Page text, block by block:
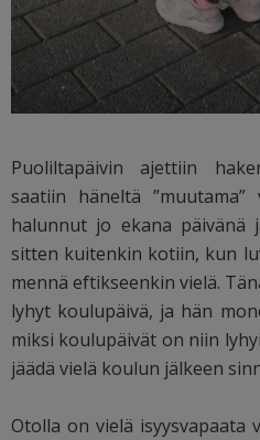
Puoliltapäivin ajettiin
saatiin häneltä
halunnut jo ekana päivänä
sitten kuitenkin kotiin, kun
mennä eftikseenkin vielä.
lyhyt koulupäivä, ja hän
miksi koulupäivät on niin
jäädä vielä koulun jälkeen
Otolla on vielä isyysvapaata